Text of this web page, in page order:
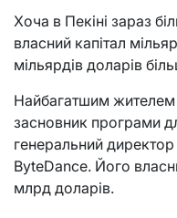
Хоча в Пекіні зараз
власний капітал
мільярдів доларів
Найбагатшим жителем
засновник програми
генеральний
ByteDance. Його
млрд доларів.